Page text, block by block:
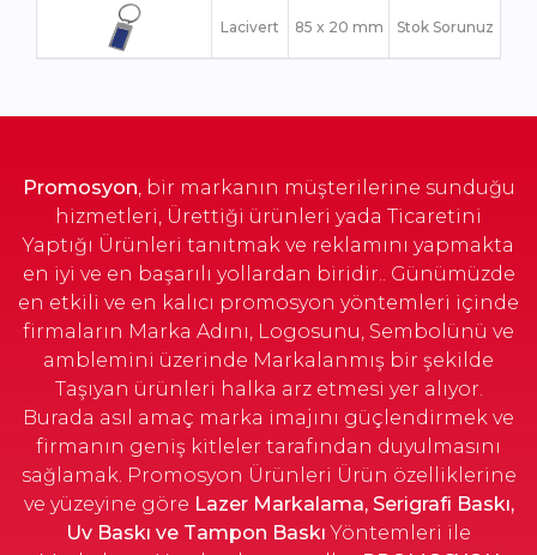
Lacivert 85 x 20 mm Stok Sorunuz
Promosyon, bir markanın müşterilerine sunduğu
hizmetleri, Ürettiği ürünleri yada Ticaretini
Yaptığı Ürünleri tanıtmak ve reklamını yapmakta
en iyi ve en başarılı yollardan biridir.. Günümüzde
en etkili ve en kalıcı promosyon yöntemleri içinde
firmaların Marka Adını, Logosunu, Sembolünü ve
amblemini üzerinde Markalanmış bir şekilde
Taşıyan ürünleri halka arz etmesi yer alıyor.
Burada asıl amaç marka imajını güçlendirmek ve
firmanın geniş kitleler tarafından duyulmasını
sağlamak. Promosyon Ürünleri Ürün özelliklerine
ve yüzeyine göre Lazer Markalama, Serigrafi Baskı,
Uv Baskı ve Tampon Baskı Yöntemleri ile